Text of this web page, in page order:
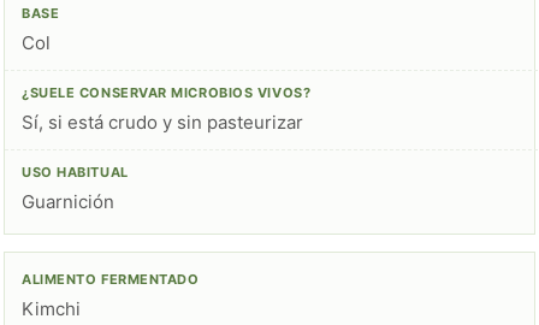
Col
Sí, si está crudo y sin pasteurizar
Guarnición
Kimchi